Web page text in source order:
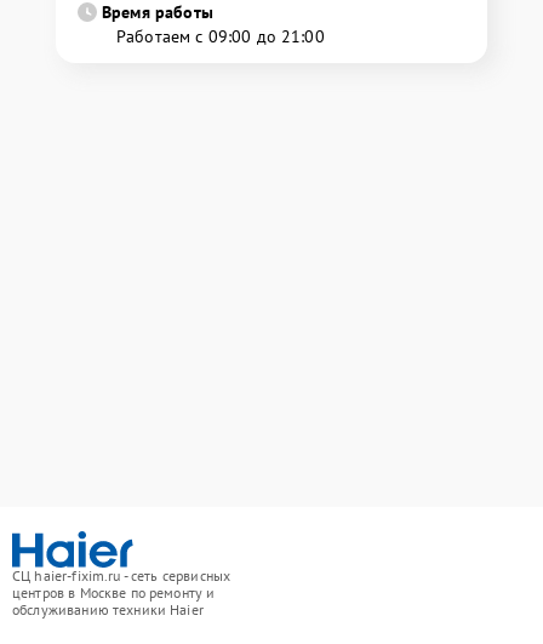
Время работы
Работаем с 09:00 до 21:00
СЦ haier-fixim.ru - сеть сервисных
центров в Москве по ремонту и
обслуживанию техники Haier